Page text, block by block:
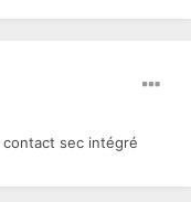
sec intégré